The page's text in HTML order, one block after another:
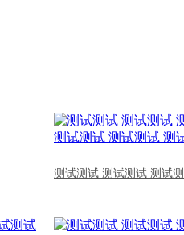
测试测试 测试测试 测试